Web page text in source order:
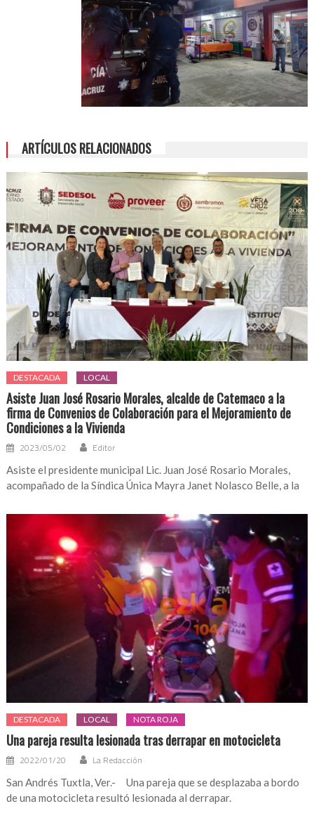
ARTÍCULOS RELACIONADOS
DESTACADA LOCAL
Asiste Juan José Rosario Morales, alcalde de Catemaco a la
firma de Convenios de Colaboración para el Mejoramiento de
Condiciones a la Vivienda
2023/05/02 Editor
Asiste el presidente municipal Lic. Juan José Rosario Morales,
acompañado de la Síndica Única Mayra Janet Nolasco Belle, a la
DESTACADA LOCAL NOTA ROJA
Una pareja resulta lesionada tras derrapar en motocicleta
2022/01/20 La Redacción
San Andrés Tuxtla, Ver.- Una pareja que se desplazaba a bordo
de una motocicleta resultó lesionada al derrapar.